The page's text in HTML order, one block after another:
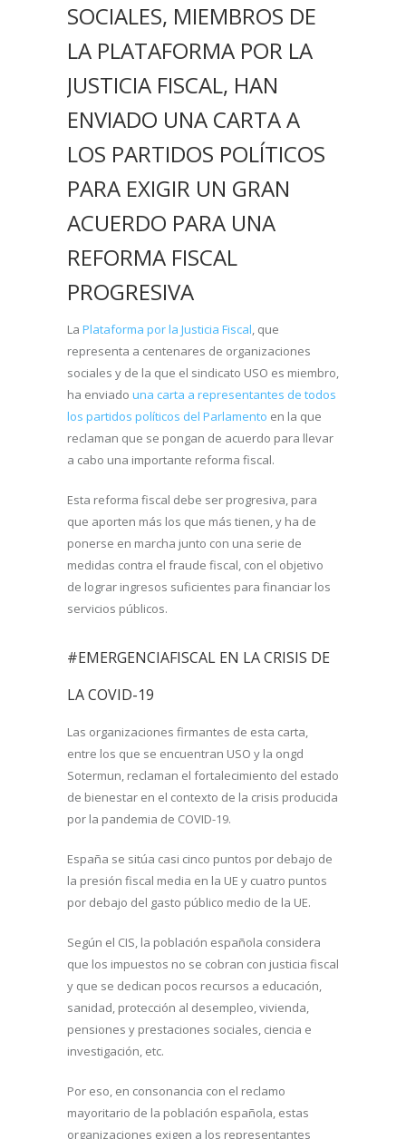
SOCIALES, MIEMBROS DE
LA PLATAFORMA POR LA
JUSTICIA FISCAL, HAN
ENVIADO UNA CARTA A
LOS PARTIDOS POLÍTICOS
PARA EXIGIR UN GRAN
ACUERDO PARA UNA
REFORMA FISCAL
PROGRESIVA
La Plataforma por la Justicia Fiscal, que
representa a centenares de organizaciones
sociales y de la que el sindicato USO es miembro,
ha enviado una carta a representantes de todos
los partidos políticos del Parlamento en la que
reclaman que se pongan de acuerdo para llevar
a cabo una importante reforma fiscal.
Esta reforma fiscal debe ser progresiva, para
que aporten más los que más tienen, y ha de
ponerse en marcha junto con una serie de
medidas contra el fraude fiscal, con el objetivo
de lograr ingresos suficientes para financiar los
servicios públicos.
#EMERGENCIAFISCAL EN LA CRISIS DE
LA COVID-19
Las organizaciones firmantes de esta carta,
entre los que se encuentran USO y la ongd
Sotermun, reclaman el fortalecimiento del estado
de bienestar en el contexto de la crisis producida
por la pandemia de COVID-19.
España se sitúa casi cinco puntos por debajo de
la presión fiscal media en la UE y cuatro puntos
por debajo del gasto público medio de la UE.
Según el CIS, la población española considera
que los impuestos no se cobran con justicia fiscal
y que se dedican pocos recursos a educación,
sanidad, protección al desempleo, vivienda,
pensiones y prestaciones sociales, ciencia e
investigación, etc.
Por eso, en consonancia con el reclamo
mayoritario de la población española, estas
organizaciones exigen a los representantes